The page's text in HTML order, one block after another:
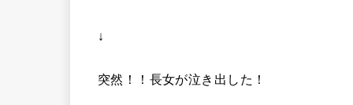
↓
突然！！長女が泣き出した！